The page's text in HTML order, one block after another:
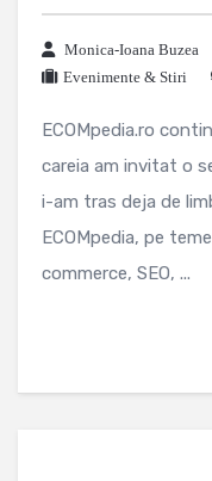
Monica-Ioana Buzea
Evenimente & Stiri
ECOMpedia.ro
careia am invitat o
i-am tras deja de
ECOMpedia, pe
commerce, SEO, ...